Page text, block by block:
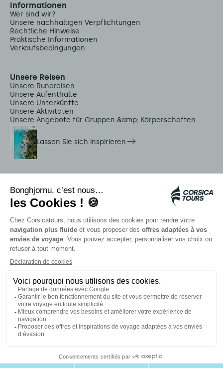
Karte
Informationen
Wer sind wir?
Unsere nachhaltigen Verpflichtungen
Rechtliche Hinweise
Praktische Informationen
Verkaufsbedingungen
Unsere Reisen
Unsere Rundreisen
Unsere Aufenthalte
Unsere Unterkünfte
Unsere Aktivitäten
Unsere Angebote für Gruppen &amp; Körperschaften
Lassen Sie sich inspirieren
Citadina Shuttles
Quallenalarm
Autocars rapides bleus
Kontaktieren Sie unsere Berater
Unsere Partner